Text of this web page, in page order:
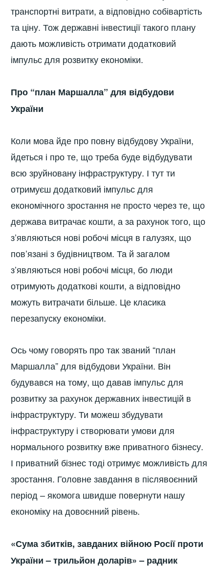
транспортні витрати, а відповідно собівартість
та ціну. Тож державні інвестиції такого плану
дають можливість отримати додатковий
імпульс для розвитку економіки.
Про “план Маршалла” для відбудови
України
Коли мова йде про повну відбудову України,
йдеться і про те, що треба буде відбудувати
всю зруйновану інфраструктуру. І тут ти
отримуєш додатковий імпульс для
економічного зростання не просто через те, що
держава витрачає кошти, а за рахунок того, що
з’являються нові робочі місця в галузях, що
пов’язані з будівництвом. Та й загалом
з’являються нові робочі місця, бо люди
отримують додаткові кошти, а відповідно
можуть витрачати більше. Це класика
перезапуску економіки.
Ось чому говорять про так званий “план
Маршалла” для відбудови України. Він
будувався на тому, що давав імпульс для
розвитку за рахунок державних інвестицій в
інфраструктуру. Ти можеш збудувати
інфраструктуру і створювати умови для
нормального розвитку вже приватного бізнесу.
І приватний бізнес тоді отримує можливість для
зростання. Головне завдання в післявоєнний
період – якомога швидше повернути нашу
економіку на довоєнний рівень.
«Сума збитків, завданих війною Росії проти
України – трильйон доларів»– радник